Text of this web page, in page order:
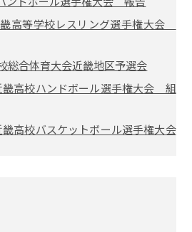
等学校レスリング選手権大会
総合体育大会近畿地区予選会
高校ハンドボール選手権大会 組
校バスケットボール選手権大会